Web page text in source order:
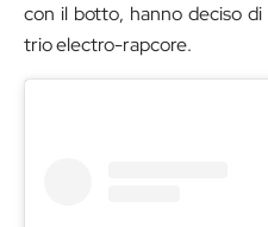
con il botto, hanno deciso
trio electro-rapcore.